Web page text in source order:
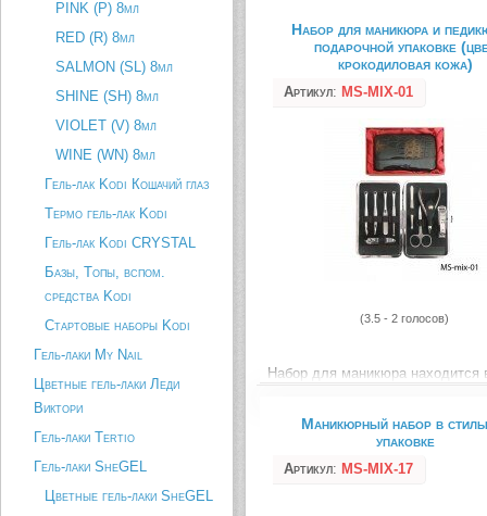
PINK (P) 8мл
RED (R) 8мл
SALMON (SL) 8мл
SHINE (SH) 8мл
VIOLET (V) 8мл
WINE (WN) 8мл
Гель-лак Kodi Кошачий глаз
Термо гель-лак Kodi
Гель-лак Kodi CRYSTAL
Базы, Топы, вспом.
средства Kodi
Стартовые наборы Kodi
Гель-лаки My Nail
Цветные гель-лаки Леди
Виктори
Гель-лаки Tertio
Гель-лаки SheGEL
Цветные гель-лаки SheGEL
Набор для маникюра и
подарочной упаковке
крокодиловая кожа)
Артикул: MS-MIX-01
(3.5 - 2 голосов)
Набор для маникюра находится
из высококачественной
стали, подлежат дезинфекции в
растворах и стерилизаторах. В
входят: – пушер - 1 шт –
Маникюрный набор в
упаковке
Артикул: MS-MIX-17